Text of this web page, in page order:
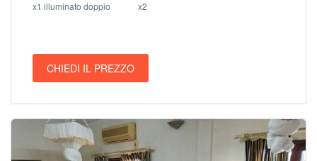
x1 illuminato doppio x2
CHIEDI IL PREZZO